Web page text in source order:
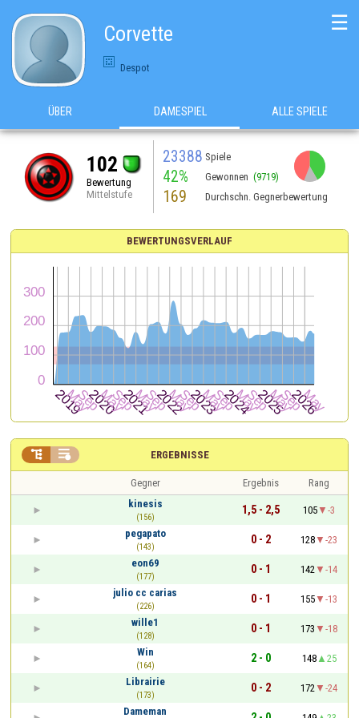
Corvette
Despot
☰
ÜBER DAMESPIEL ALLE SPIELE
102
Bewertung
Mittelstufe
23388 Spiele
42% Gewonnen (9719)
169 Durchschn. Gegnerbewertung
BEWERTUNGSVERLAUF
ERGEBNISSE
 
Gegner Ergebnis
Rang
kinesis
(156)
1,5 - 2,5 105
-3
pegapato
(143)
0 - 2 128
-23
eon69
(177)
0 - 1 142
-14
julio cc carias
(226)
0 - 1 155
-13
wille1
(128)
0 - 1 173
-18
Win
(164)
2 - 0 148
25
Librairie
(173)
0 - 2 172
-24
Dameman